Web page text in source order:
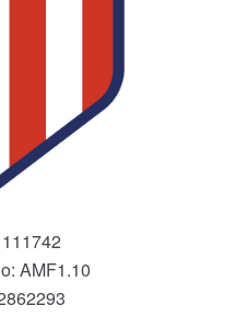
111742
AMF1.10